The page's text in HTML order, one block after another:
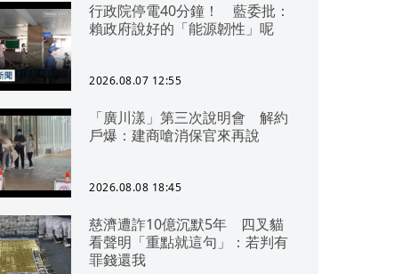
行政院停電40分鐘！ 藍委批：
賴政府說好的「能源韌性」呢
2026.08.07 12:55
「廣川漾」第三次說明會 解約
戶爆：建商嗆消保官來再說
2026.08.08 18:45
慈濟遭詐10億沉默5年 四叉貓
看聲明「重點就這句」：若判有
罪錢還我